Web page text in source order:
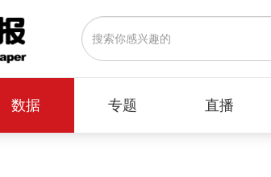
数据 专题 直播